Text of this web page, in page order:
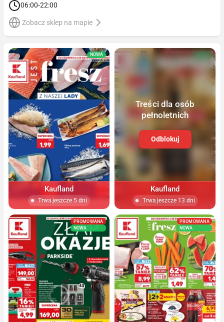
06:00-22:00
Zobacz sklep na mapie
NOWA
Kaufland
Trwa jeszcze 5 dni
Treści dla osób
pełnoletnich
Odblokuj
Kaufland
Trwa jeszcze 13 dni
PROMOWANA
NOWA
PROMOWANA
NOWA